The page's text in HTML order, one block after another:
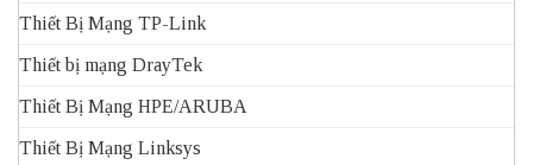
Thiết Bị Mạng TP-Link
Thiết bị mạng DrayTek
Thiết Bị Mạng HPE/ARUBA
Thiết Bị Mạng Linksys